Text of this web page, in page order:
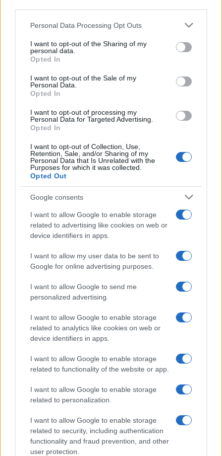
This information may also be disclosed by us to third parties
disclose it to other third parties.
Please note that this website/app uses one or more Google
services and may gather and store information including but
not limited to your visit or usage behaviour. You may click to
grant or deny consent to Google and its third-party tags to
consent section.
Personal Data Processing Opt Outs
I want to opt-out of the Sharing of my
personal data.
Opted In
I want to opt-out of the Sale of my
Personal Data.
Opted In
I want to opt-out of processing my
Personal Data for Targeted Advertising.
Opted In
I want to opt-out of Collection, Use,
Retention, Sale, and/or Sharing of my
Personal Data that Is Unrelated with the
Purposes for which it was collected.
Opted Out
Google consents
I want to allow Google to enable storage
related to advertising like cookies on web or
device identifiers in apps.
I want to allow my user data to be sent to
Google for online advertising purposes.
I want to allow Google to send me
personalized advertising.
I want to allow Google to enable storage
related to analytics like cookies on web or
device identifiers in apps.
I want to allow Google to enable storage
related to functionality of the website or app.
I want to allow Google to enable storage
related to personalization.
I want to allow Google to enable storage
related to security, including authentication
functionality and fraud prevention, and other
user protection.
CHI SIAMO CONTATTI PUBBLICITÀ LAVORA CON NOI
OTTO CHANNEL